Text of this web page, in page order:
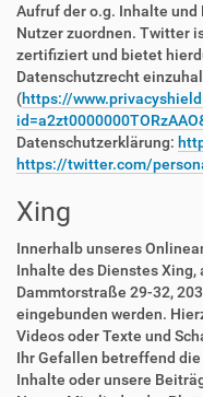
Aufruf der o.g. Inhalte
Nutzer zuordnen. Twitter
zertifiziert und bietet
Datenschutzrecht
(https://
Datenschutzerklärung:
https://twitter.com/
Xing
Innerhalb unseres
Inhalte des Dienstes Xing,
Dammtorstraße 29-32,
eingebunden werden.
Videos oder Texte und
Ihr Gefallen betreffend
Inhalte oder unsere